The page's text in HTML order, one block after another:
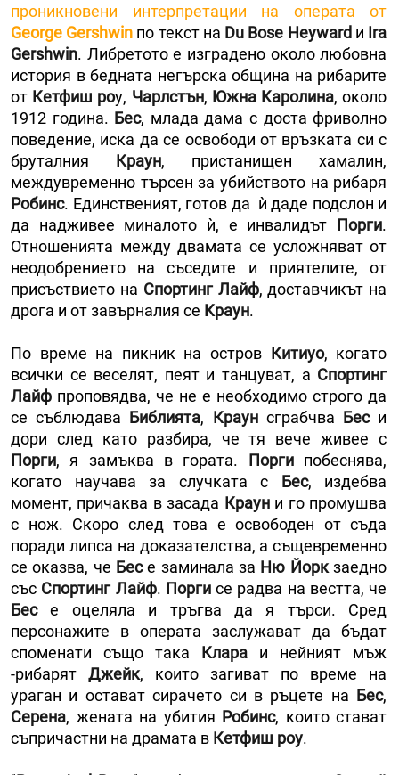
проникновени интерпретации на операта от
George Gershwin по текст на Du Bose Heyward и Ira
Gershwin. Либретото е изградено около любовна
история в бедната негърска община на рибарите
от Кетфиш роу, Чарлстън, Южна Каролина, около
1912 година. Бес, млада дама с доста фриволно
поведение, иска да се освободи от връзката си с
бруталния Краун, пристанищен хамалин,
междувременно търсен за убийството на рибаря
Робинс. Единственият, готов да ѝ даде подслон и
да надживее миналото ѝ, е инвалидът Порги.
Отношенията между двамата се усложняват от
неодобрението на съседите и приятелите, от
присъствието на Спортинг Лайф, доставчикът на
дрога и от завърналия се Краун.
По време на пикник на остров Китиуо, когато
всички се веселят, пеят и танцуват, а Спортинг
Лайф проповядва, че не е необходимо строго да
се съблюдава Библията, Краунсграбчва Бес и
дори след като разбира, че тя вече живее с
Порги, я замъква в гората. Поргипобеснява,
когато научава за случката с Бес, издебва
момент, причаква в засада Крауни го промушва
с нож. Скоро след това е освободен от съда
поради липса на доказателства, а същевременно
се оказва, че Бесе заминала за Ню Йоркзаедно
със Спортинг Лайф. Поргисе радва на вестта, че
Бесе оцеляла и тръгва да я търси. Сред
персонажите в операта заслужават да бъдат
споменати също така Клара и нейният мъж
-рибарят Джейк, които загиват по време на
ураган и остават сирачето си в ръцете на Бес,
Серена, жената на убития Робинс, които стават
съпричастни на драмата в Кетфиш роу.